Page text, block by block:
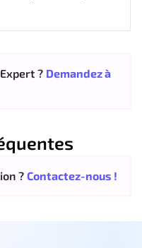
? Demandez à
? Contactez-nous !